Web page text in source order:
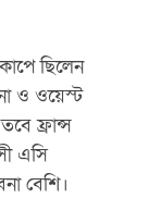
ছিলেন
ও ওয়েস্ট
ফ্রান্স
এসি
বেশি।